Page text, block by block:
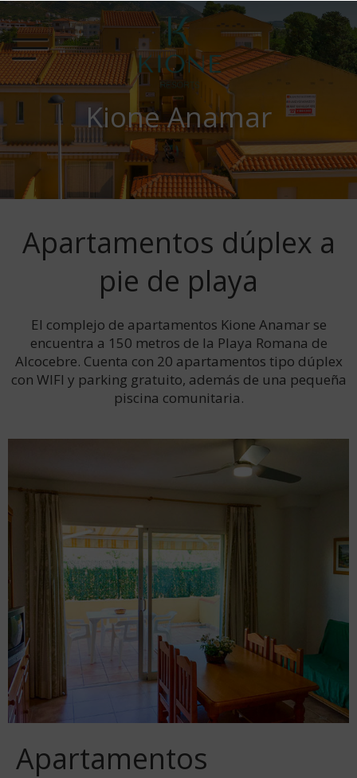
Kione Anamar
Apartamentos dúplex a
pie de playa
El complejo de apartamentos Kione Anamar se
encuentra a 150 metros de la Playa Romana de
Alcocebre. Cuenta con 20 apartamentos tipo dúplex
con WIFI y parking gratuito, además de una pequeña
piscina comunitaria.
Apartamentos